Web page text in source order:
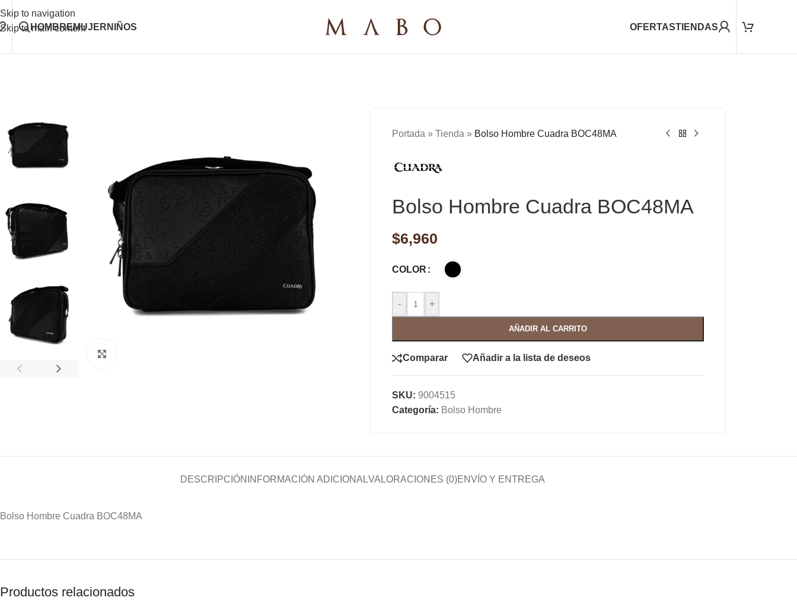
Skip to navigation
Skip to main content
HOMBREMUJER NIÑOS OFERTASTIENDAS
Portada » Tienda » Bolso Hombre Cuadra BOC48MA
Bolso Hombre Cuadra BOC48MA
$6,960
COLOR
- +
AÑADIR AL CARRITO
Comparar Añadir a la lista de deseos
SKU: 9004515
Categoría: Bolso Hombre
DESCRIPCIÓN INFORMACIÓN ADICIONALVALORACIONES (0)ENVÍO Y ENTREGA
Bolso Hombre Cuadra BOC48MA
Productos relacionados